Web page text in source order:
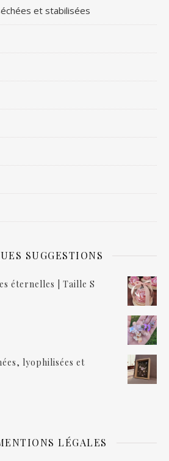
et stabilisées
SUGGESTIONS
éternelles | Taille S
lyophilisées et
LÉGALES